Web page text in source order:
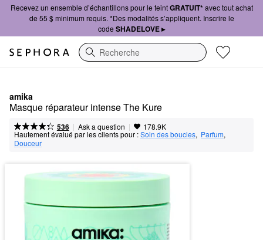
Recevez un ensemble d’échantillons pour le teintGRATUIT*avec tout achat
de 55 $ minimum requis. *Des modalités s’appliquent. Inscrire le
code SHADELOVE ▸
Recherche
amika
Masque réparateur intense The Kure
536 | Ask a question | 178.9K
Hautement évalué par les clients pour :Soin des boucles, Parfum,
Douceur